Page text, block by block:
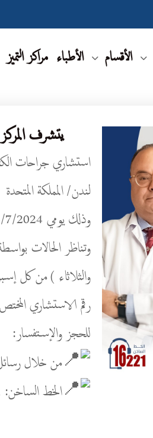
الأقسام الأطباء مراكز التميز
يتشرف
استشاري جراحات
لندن/ المملكة المتحدة
وذلك يومي 13/7/2024 و 14/7/2024
وتناظر الحالات
والثلاثاء ) من كل
رقم الاستشاري المختص :
للحجز والإستفسار:
من خلال
الخط الساخن: 16221